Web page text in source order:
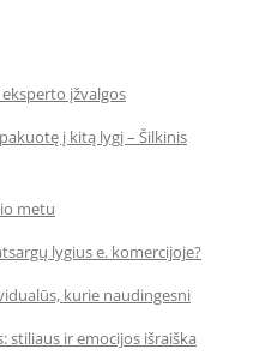
eksperto įžvalgos
į kitą lygį – Šilkinis
metu
lygius e. komercijoje?
kurie naudingesni
stiliaus ir emocijos išraiška